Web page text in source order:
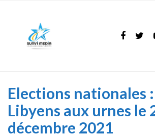
Elections nationales :
Libyens aux urnes le
décembre 2021